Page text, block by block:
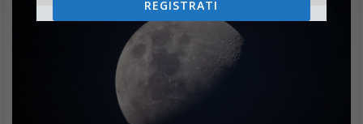
REGISTRATI